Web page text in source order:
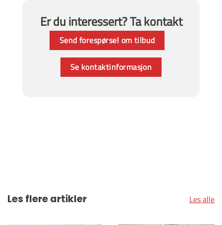
Er du interessert? Ta kontakt
Send forespørsel om tilbud
Se kontaktinformasjon
Les flere artikler Les alle